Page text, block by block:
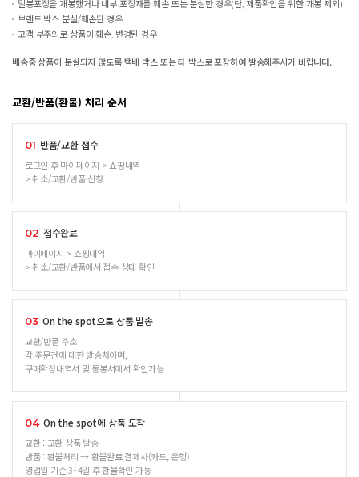
밀봉포장을 개봉했거나 내부 포장재를 훼손 또는 분실한 경우(단, 제품확인을 위한 개봉 제외)
브랜드 박스 분실/훼손된 경우
고객 부주의로 상품이 훼손, 변경된 경우
배송중 상품이 분실되지 않도록 택배 박스 또는 타 박스로 포장하여 발송해주시기 바랍니다.
교환/반품(환불) 처리 순서
01 반품/교환 접수
로그인 후 마이페이지 > 쇼핑내역
> 취소/교환/반품 신청
02 접수완료
마이페이지 > 쇼핑내역
> 취소/교환/반품에서 접수 상태 확인
03 On the spot으로 상품 발송
교환/반품 주소
각 주문건에 대한 발송처이며,
구매확정내역서 및 동봉서에서 확인가능
04 On the spot에 상품 도착
교환 : 교환 상품 발송
반품 : 환불처리 → 환불완료 결제사(카드, 은행)
영업일 기준 3~4일 후 환불확인 가능